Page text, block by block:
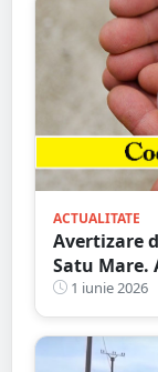
ACTUALITATE
Avertizare
Satu Mare.
1 iunie 2026